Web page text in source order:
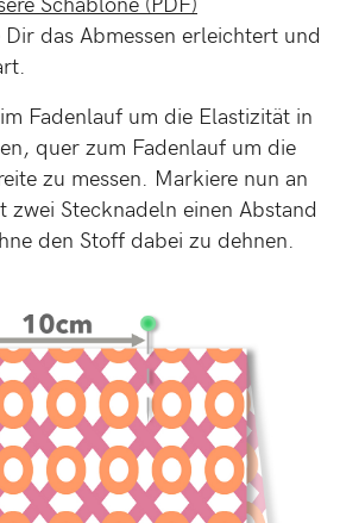
Dir das Abmessen erleichtert und
Fadenlauf um die Elastizität in
quer zum Fadenlauf um die
zu messen. Markiere nun an
Stecknadeln einen Abstand
den Stoff dabei zu dehnen.